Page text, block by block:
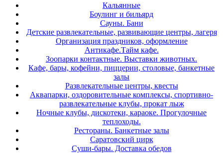
Кальянные
Боулинг и бильярд
Сауны. Бани
Детские развлекательные, развивающие центры, лагеря
Организация праздников, оформление
Антикафе.Тайм кафе.
Зоопарки контактные. Выставки животных.
Кафе, бары, кофейни, пиццерии, столовые, банкетные
залы
Развлекательные центры, квесты
Аквапарки, оздоровительные комплексы, спортивно-
развлекательные клубы, прокат лыж
Ночные клубы, дискотеки, караоке. Прогулочные
теплоходы.
Рестораны. Банкетные залы
Саратовский цирк
Суши-бары. Доставка обедов